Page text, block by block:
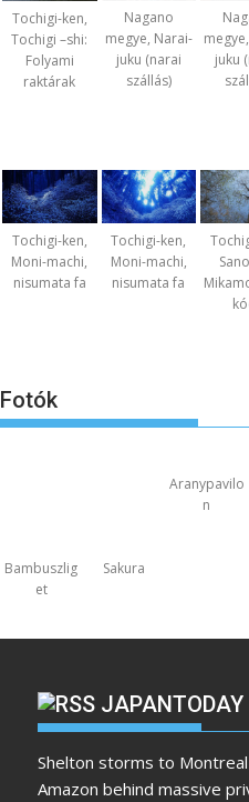
Tochigi-ken,
Tochigi –shi:
Folyami
raktárak
Nagano
megye, Narai-
juku (narai
szállás)
juku
Tochigi-ken,
Moni-machi,
nisumata fa
Tochigi-ken,
Moni-machi,
nisumata fa
Fotók
Aranypavilo
n
Bambuszlig
et
Sakura
JAPANTODAY
Shelton storms to
Amazon behind massive